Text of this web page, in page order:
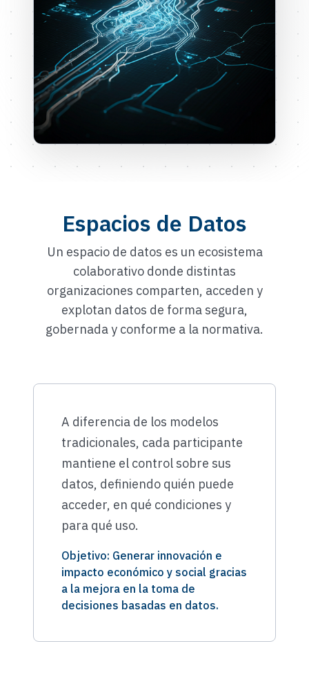
Espacios de Datos
Un espacio de datos es un ecosistema
colaborativo donde distintas
organizaciones comparten, acceden y
explotan datos de forma segura,
gobernada y conforme a la normativa.
A diferencia de los modelos
tradicionales, cada participante
mantiene el control sobre sus
datos, definiendo quién puede
acceder, en qué condiciones y
para qué uso.
Objetivo: Generar innovación e
impacto económico y social gracias
a la mejora en la toma de
decisiones basadas en datos.